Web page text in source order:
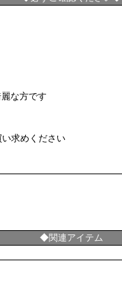
な方です
求めください
◆関連アイテム